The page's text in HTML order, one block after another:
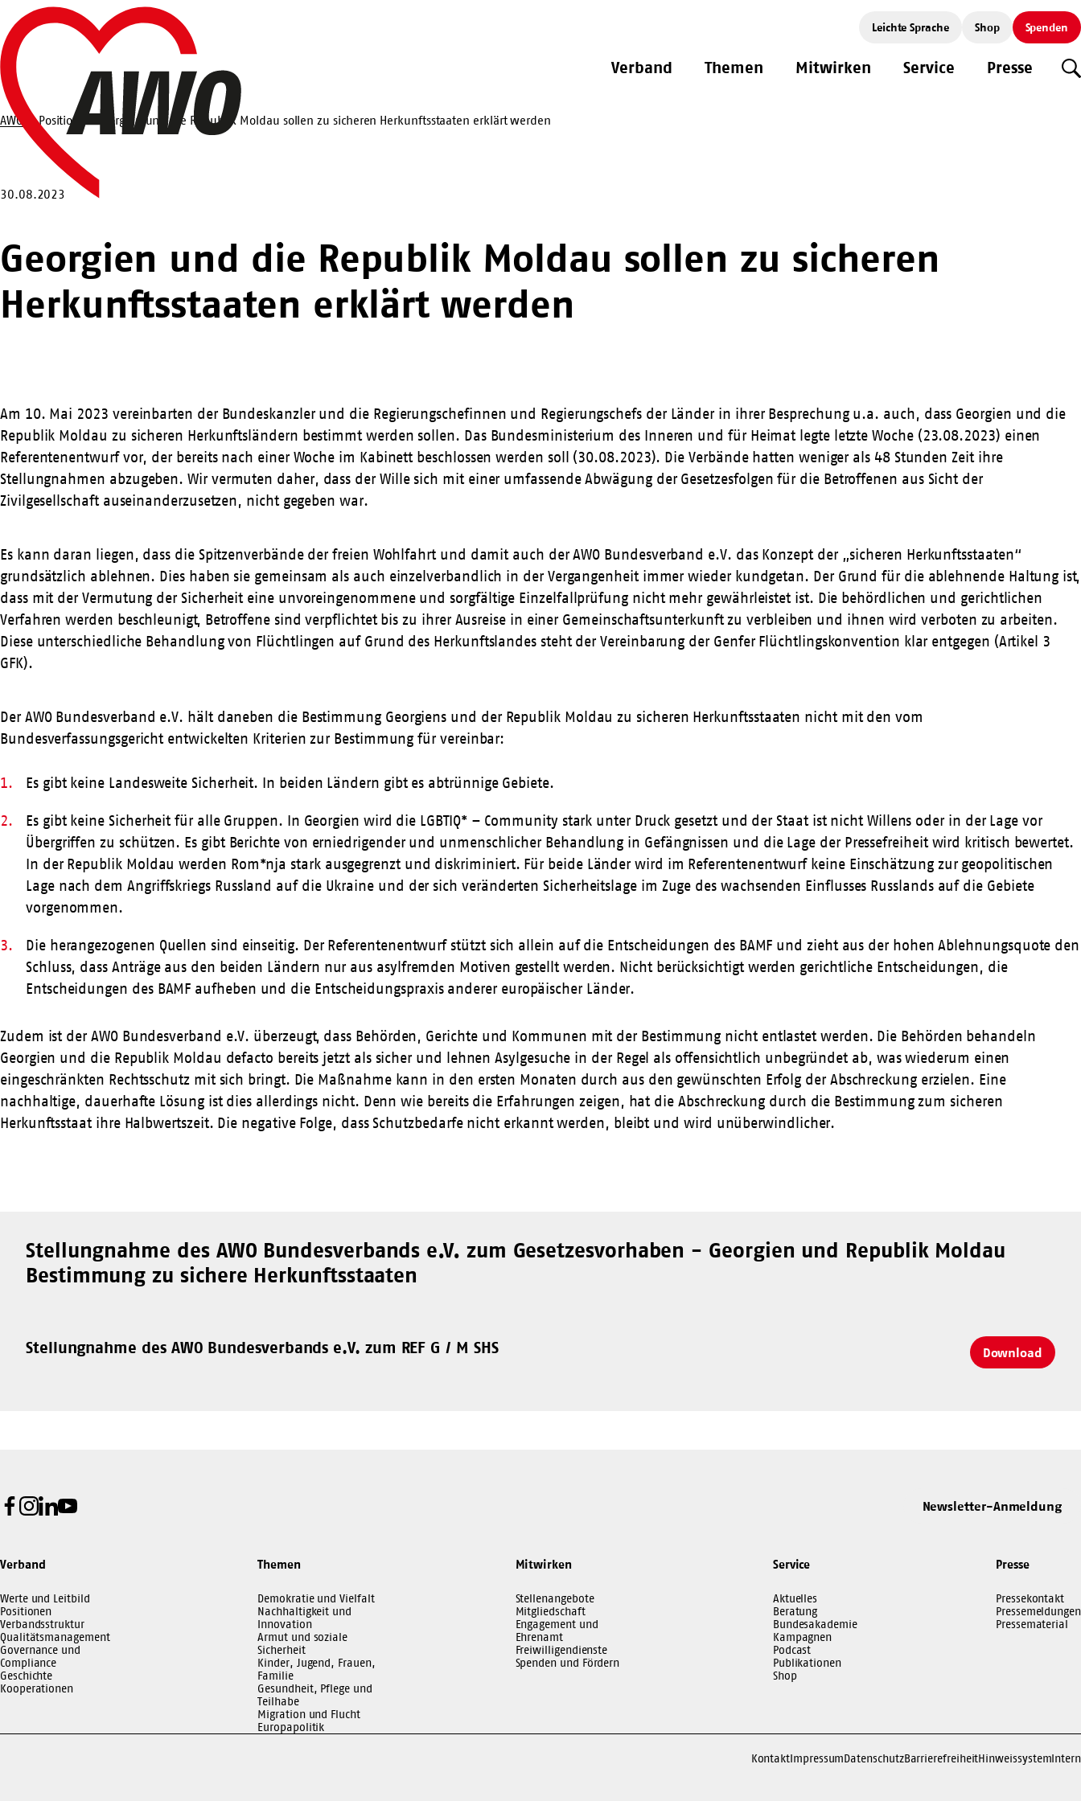
Zum
Hauptinhalt
springen
Startseite
Leichte Sprache Shop Spenden
Verband Themen Mitwirken Service Presse
Suche
AWO Position Georgien und die Republik Moldau sollen zu sicheren Herkunftsstaaten erklärt werden
30.08.2023
Georgien und die Republik Moldau sollen zu sicheren
Herkunftsstaaten erklärt werden
Am 10. Mai 2023 vereinbarten der Bundeskanzler und die Regierungschefinnen und Regierungschefs der Länder in ihrer Besprechung u.a. auch, dass Georgien und die
Republik Moldau zu sicheren Herkunftsländern bestimmt werden sollen. Das Bundesministerium des Inneren und für Heimat legte letzte Woche (23.08.2023) einen
Referentenentwurf vor, der bereits nach einer Woche im Kabinett beschlossen werden soll (30.08.2023). Die Verbände hatten weniger als 48 Stunden Zeit ihre
Stellungnahmen abzugeben. Wir vermuten daher, dass der Wille sich mit einer umfassende Abwägung der Gesetzesfolgen für die Betroffenen aus Sicht der
Zivilgesellschaft auseinanderzusetzen, nicht gegeben war.
Es kann daran liegen, dass die Spitzenverbände der freien Wohlfahrt und damit auch der AWO Bundesverband e.V. das Konzept der „sicheren Herkunftsstaaten“
grundsätzlich ablehnen. Dies haben sie gemeinsam als auch einzelverbandlich in der Vergangenheit immer wieder kundgetan. Der Grund für die ablehnende Haltung ist,
dass mit der Vermutung der Sicherheit eine unvoreingenommene und sorgfältige Einzelfallprüfung nicht mehr gewährleistet ist. Die behördlichen und gerichtlichen
Verfahren werden beschleunigt, Betroffene sind verpflichtet bis zu ihrer Ausreise in einer Gemeinschaftsunterkunft zu verbleiben und ihnen wird verboten zu arbeiten.
Diese unterschiedliche Behandlung von Flüchtlingen auf Grund des Herkunftslandes steht der Vereinbarung der Genfer Flüchtlingskonvention klar entgegen (Artikel 3
GFK).
Der AWO Bundesverband e.V. hält daneben die Bestimmung Georgiens und der Republik Moldau zu sicheren Herkunftsstaaten nicht mit den vom
Bundesverfassungsgericht entwickelten Kriterien zur Bestimmung für vereinbar:
Es gibt keine Landesweite Sicherheit. In beiden Ländern gibt es abtrünnige Gebiete.
Es gibt keine Sicherheit für alle Gruppen. In Georgien wird die LGBTIQ* – Community stark unter Druck gesetzt und der Staat ist nicht Willens oder in der Lage vor
Übergriffen zu schützen. Es gibt Berichte von erniedrigender und unmenschlicher Behandlung in Gefängnissen und die Lage der Pressefreiheit wird kritisch bewertet.
In der Republik Moldau werden Rom*nja stark ausgegrenzt und diskriminiert. Für beide Länder wird im Referentenentwurf keine Einschätzung zur geopolitischen
Lage nach dem Angriffskriegs Russland auf die Ukraine und der sich veränderten Sicherheitslage im Zuge des wachsenden Einflusses Russlands auf die Gebiete
vorgenommen.
Die herangezogenen Quellen sind einseitig. Der Referentenentwurf stützt sich allein auf die Entscheidungen des BAMF und zieht aus der hohen Ablehnungsquote den
Schluss, dass Anträge aus den beiden Ländern nur aus asylfremden Motiven gestellt werden. Nicht berücksichtigt werden gerichtliche Entscheidungen, die
Entscheidungen des BAMF aufheben und die Entscheidungspraxis anderer europäischer Länder.
Zudem ist der AWO Bundesverband e.V. überzeugt, dass Behörden, Gerichte und Kommunen mit der Bestimmung nicht entlastet werden. Die Behörden behandeln
Georgien und die Republik Moldau defacto bereits jetzt als sicher und lehnen Asylgesuche in der Regel als offensichtlich unbegründet ab, was wiederum einen
eingeschränkten Rechtsschutz mit sich bringt. Die Maßnahme kann in den ersten Monaten durch aus den gewünschten Erfolg der Abschreckung erzielen. Eine
nachhaltige, dauerhafte Lösung ist dies allerdings nicht. Denn wie bereits die Erfahrungen zeigen, hat die Abschreckung durch die Bestimmung zum sicheren
Herkunftsstaat ihre Halbwertszeit. Die negative Folge, dass Schutzbedarfe nicht erkannt werden, bleibt und wird unüberwindlicher.
Stellungnahme des AWO Bundesverbands e.V. zum Gesetzesvorhaben - Georgien und Republik Moldau
Bestimmung zu sichere Herkunftsstaaten
Stellungnahme des AWO Bundesverbands e.V. zum REF G / M SHS Download
Facebook
Instagram
LinkedIn
Youtube Newsletter-Anmeldung
Verband
Werte und Leitbild
Positionen
Verbandsstruktur
Qualitätsmanagement
Governance und
Compliance
Geschichte
Kooperationen
Themen
Demokratie und Vielfalt
Nachhaltigkeit und
Innovation
Armut und soziale
Sicherheit
Kinder, Jugend, Frauen,
Familie
Gesundheit, Pflege und
Teilhabe
Migration und Flucht
Europapolitik
Mitwirken
Stellenangebote
Mitgliedschaft
Engagement und
Ehrenamt
Freiwilligendienste
Spenden und Fördern
Service
Aktuelles
Beratung
Bundesakademie
Kampagnen
Podcast
Publikationen
Shop
Presse
Pressekontakt
Pressemeldungen
Pressematerial
KontaktImpressumDatenschutzBarrierefreiheitHinweissystemIntern